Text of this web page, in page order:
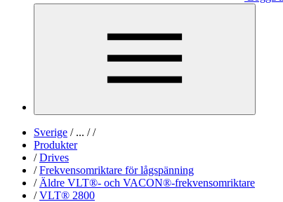
Sverige /... / /
Produkter
/ Drives
/ Frekvensomriktare för lågspänning
/ Äldre VLT®- och VACON®-frekvensomriktare
/ VLT® 2800